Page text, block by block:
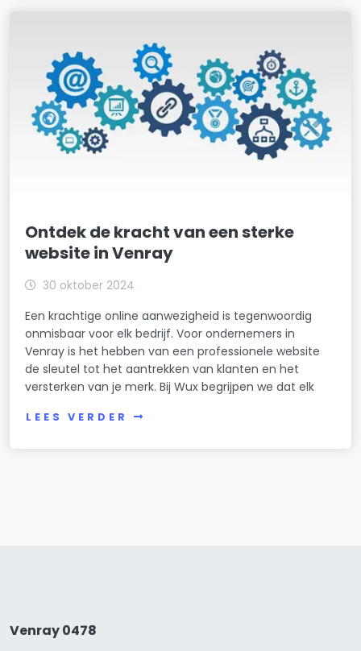
Ontdek de kracht van een sterke
website in Venray
30 oktober 2024
Een krachtige online aanwezigheid is tegenwoordig
onmisbaar voor elk bedrijf. Voor ondernemers in
Venray is het hebben van een professionele website
de sleutel tot het aantrekken van klanten en het
versterken van je merk. Bij Wux begrijpen we dat elk
LEES VERDER
Venray 0478